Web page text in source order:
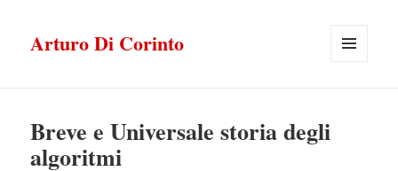
Arturo Di Corinto
Breve e Universale storia degli
algoritmi